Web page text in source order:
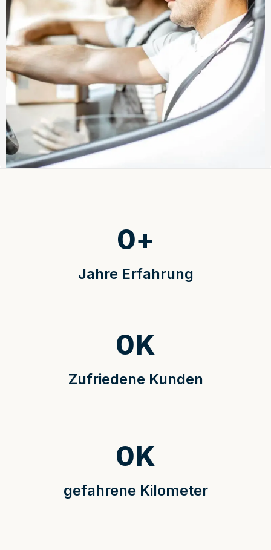
Jahre Erfahrung
0+
Zufriedene Kunden
0K
gefahrene Kilometer
0K